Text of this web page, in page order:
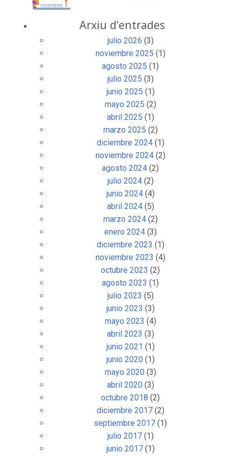
Arxiu d’entrades
julio 2026 (3)
noviembre 2025 (1)
agosto 2025 (1)
julio 2025 (3)
junio 2025 (1)
mayo 2025 (2)
abril 2025 (1)
marzo 2025 (2)
diciembre 2024(1)
noviembre 2024(2)
agosto 2024 (2)
julio 2024(2)
junio 2024(4)
abril 2024(5)
marzo 2024(2)
enero 2024(3)
diciembre 2023 (1)
noviembre 2023 (4)
octubre 2023 (2)
agosto 2023 (1)
julio 2023 (5)
junio 2023 (3)
mayo 2023 (4)
abril 2023 (3)
junio 2021 (1)
junio 2020(1)
mayo 2020(3)
abril 2020(3)
octubre 2018 (2)
diciembre 2017(2)
septiembre 2017 (1)
julio 2017(1)
junio 2017(1)